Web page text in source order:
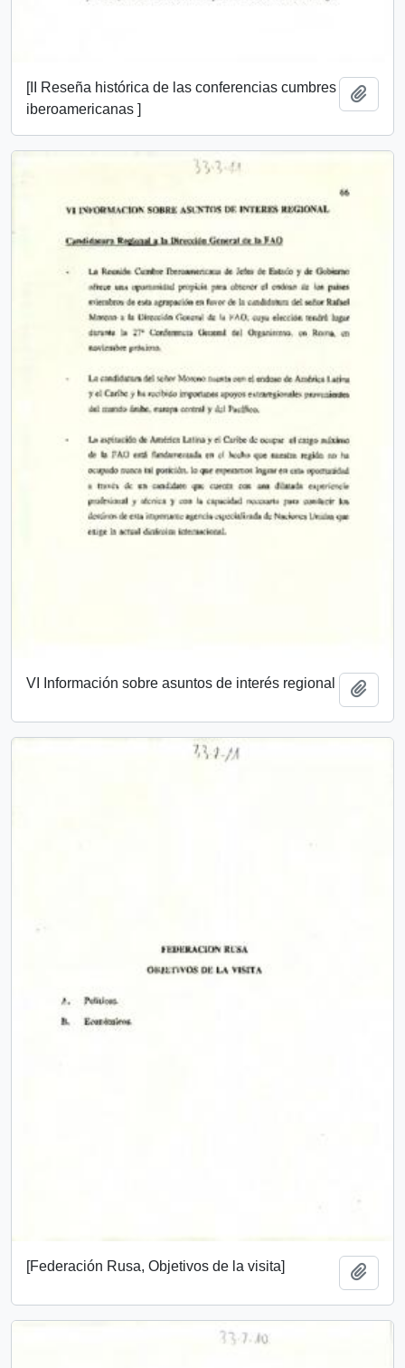
[II Reseña histórica de las conferencias cumbres
iberoamericanas ]
VI Información sobre asuntos de interés regional
[Federación Rusa, Objetivos de la visita]